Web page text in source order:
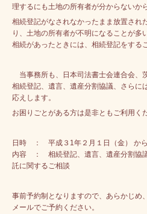
理するにも土地の所有者が分からないか
相続登記がなされなかったまま放置され
り、土地の所有者が不明になることが多
相続があったときには、相続登記をする
当事務所も、日本司法書士会連合会、
相続登記、遺言、遺産分割協議、さらに
応えします。
お困りごとがある方は是非ともご利用く
日時 ： 平成３1年２月１日（金） から
内容 ： 相続登記、遺言、遺産分割協議
託に関するご相談
事前予約制となりますので、あらかじめ
メールでご予約ください。